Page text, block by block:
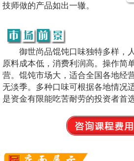
技师做的产品如出一辙。
御世尚品馄饨口味独特多样，
原料成本低，消费利润高。操作简
营。馄饨市场大，适合全国各地经
无淡季。多种口味可根据各地情况
是资金有限能吃苦耐劳的投资者首选